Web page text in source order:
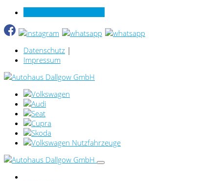
Datenschutz |
Impressum